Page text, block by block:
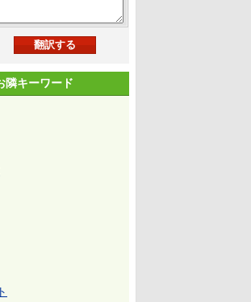
隣キーワード